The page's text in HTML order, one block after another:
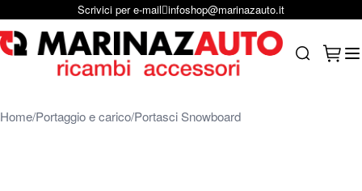
Salta al contenutoScrivici per e-mail infoshop@marinazauto.it
Home Portaggio e carico Portasci Snowboard